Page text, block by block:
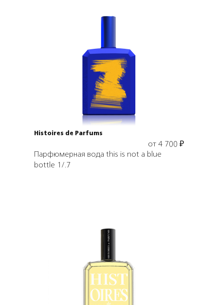
Выбрать объем
Histoires de Parfums
от 4 700 ₽
Парфюмерная вода this is not a blue
bottle 1/.7
Выбрать объем